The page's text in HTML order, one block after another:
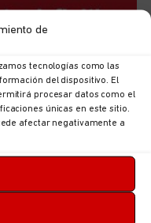
de
tecnologías como las
del dispositivo. El
procesar datos como el
únicas en este sitio.
afectar negativamente a
de Centros y